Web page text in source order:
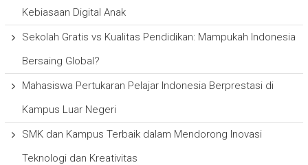
Kebiasaan Digital Anak
Sekolah Gratis vs Kualitas Pendidikan: Mampukah Indonesia
Bersaing Global?
Mahasiswa Pertukaran Pelajar Indonesia Berprestasi di
Kampus Luar Negeri
SMK dan Kampus Terbaik dalam Mendorong Inovasi
Teknologi dan Kreativitas